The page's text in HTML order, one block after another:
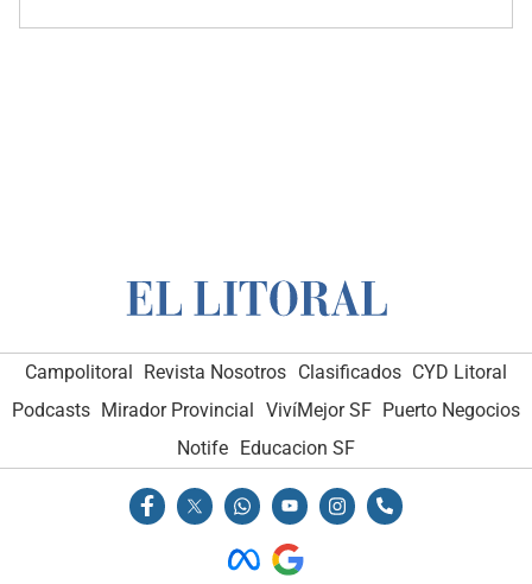
Campolitoral Revista Nosotros Clasificados CYD Litoral
Podcasts Mirador Provincial VivíMejor SF Puerto Negocios
Notife
Educacion SF